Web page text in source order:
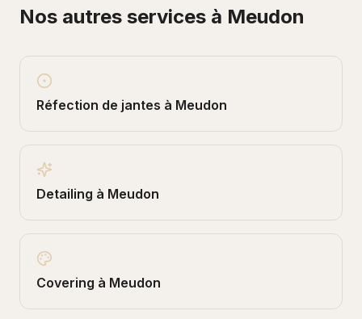
Nos autres services à Meudon
Réfection de jantes à Meudon
Detailing à Meudon
Covering à Meudon